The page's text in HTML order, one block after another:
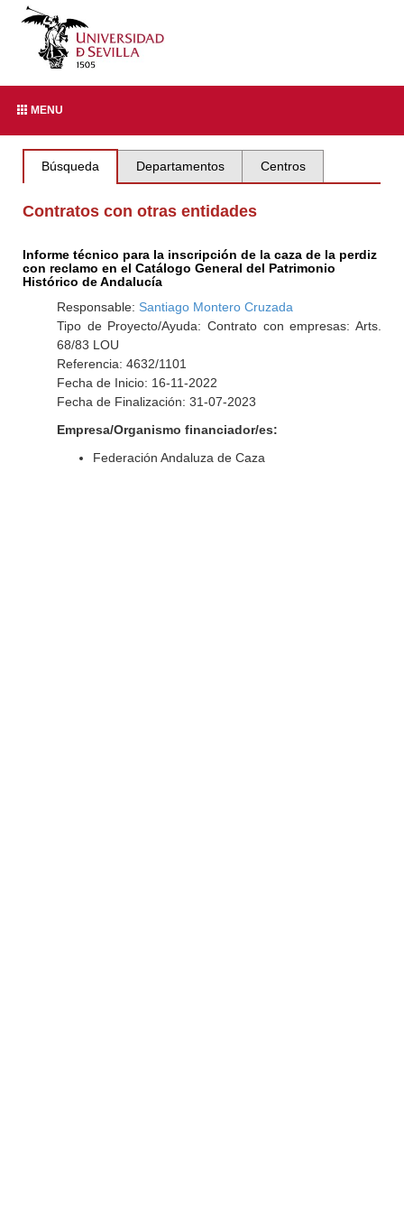
MENU
Búsqueda Departamentos Centros
Contratos con otras entidades
Informe técnico para la inscripción de la caza de la perdiz
con reclamo en el Catálogo General del Patrimonio
Histórico de Andalucía
Responsable: Santiago Montero Cruzada
Tipo de Proyecto/Ayuda: Contrato con empresas: Arts.
68/83 LOU
Referencia: 4632/1101
Fecha de Inicio: 16-11-2022
Fecha de Finalización: 31-07-2023
Empresa/Organismo financiador/es:
Federación Andaluza de Caza